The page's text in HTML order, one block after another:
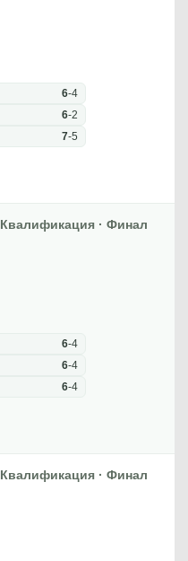
6-4
6-2
7-5
Квалификация · Финал
6-4
6-4
6-4
Квалификация · Финал